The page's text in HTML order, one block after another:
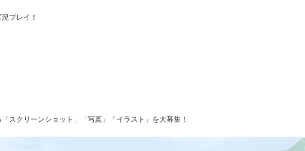
プレイ！
スクリーンショット」「写真」「イラスト」を大募集！